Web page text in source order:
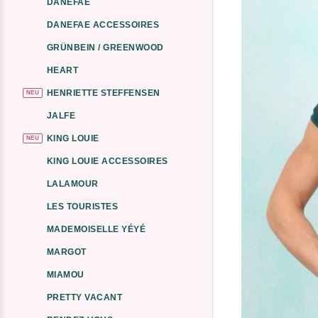
DANEFAE
DANEFAE ACCESSOIRES
GRÜNBEIN / GREENWOOD
HEART
NEU HENRIETTE STEFFENSEN
JALFE
NEU KING LOUIE
KING LOUIE ACCESSOIRES
LALAMOUR
LES TOURISTES
MADEMOISELLE YÉYÉ
MARGOT
MIAMOU
PRETTY VACANT